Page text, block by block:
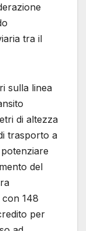
tra il
sulla linea
di altezza
trasporto a
del
148
per